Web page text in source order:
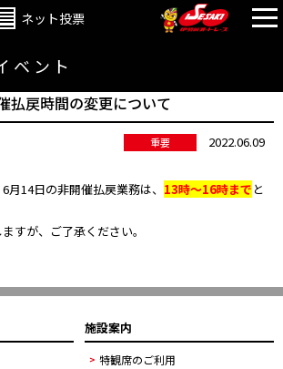
ネット投票
ベント
払戻時間の変更について
重要 2022.06.09
月14日の非開催払戻業務は、 13時～16時まで と
すが、ご了承ください。
施設案内
特観席のご利用